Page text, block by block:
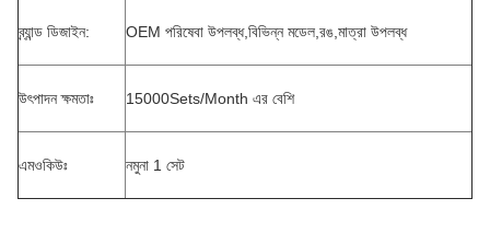
ব্র্যান্ড ডিজাইন: OEM পরিষেবা উপলব্ধ,বিভিন্ন মডেল,রঙ,মাত্রা উপলব্ধ
উৎপাদন ক্ষমতাঃ 15000Sets/Month এর বেশি
এমওকিউঃ নমুনা 1 সেট